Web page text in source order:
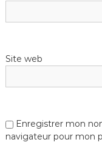
Site web
Enregistrer mon
navigateur pour mon